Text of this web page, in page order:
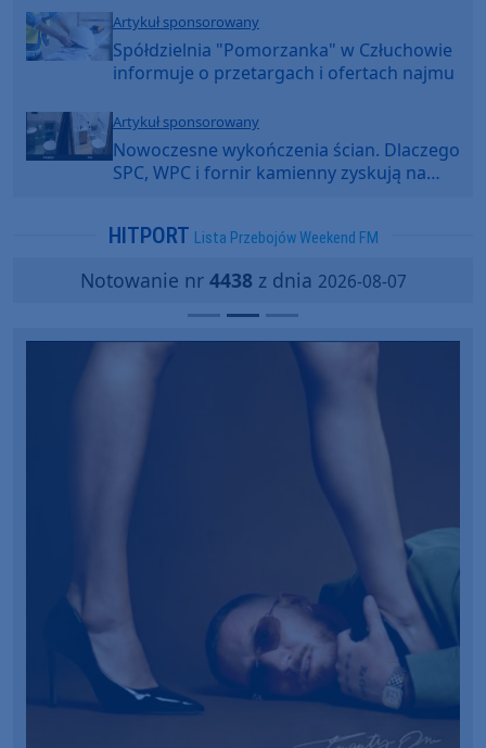
Artykuł sponsorowany
Spółdzielnia "Pomorzanka" w Człuchowie
informuje o przetargach i ofertach najmu
Artykuł sponsorowany
Nowoczesne wykończenia ścian. Dlaczego
SPC, WPC i fornir kamienny zyskują na
HITPORT Lista Przebojów Weekend FM
Notowanie nr 4438z dnia 2026-08-07